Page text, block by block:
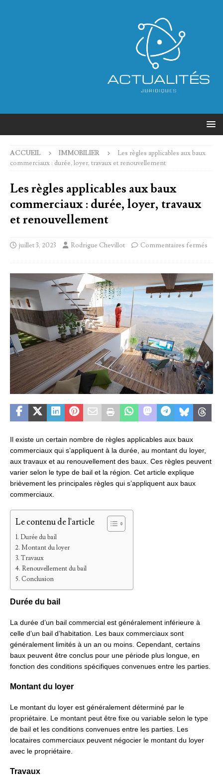
ACCUEIL IMMOBILIER
Les règles applicables aux baux
commerciaux : durée, loyer, travaux et renouvellement
Les règles applicables aux baux
commerciaux : durée, loyer, travaux
et renouvellement
juillet 3, 2023 Rodrigue Chevillot Commentaires fermés
Il existe un certain nombre de règles applicables aux baux
commerciaux qui s’appliquent à la durée, au montant du loyer,
aux travaux et au renouvellement des baux. Ces règles peuvent
varier selon le type de bail et la région. Cet article explique
brièvement les principales règles qui s’appliquent aux baux
commerciaux.
Le contenu de l'article
Durée du bail
Montant du loyer
Travaux
Renouvellement du bail
Conclusion
Durée du bail
La durée d’un bail commercial est généralement inférieure à
celle d’un bail d’habitation. Les baux commerciaux sont
généralement limités à un an ou moins. Cependant, certains
baux peuvent être conclus pour une période plus longue, en
fonction des conditions spécifiques convenues entre les parties.
Montant du loyer
Le montant du loyer est généralement déterminé par le
propriétaire. Le montant peut être fixe ou variable selon le type
de bail et les conditions convenues entre les parties. Les
locataires commerciaux peuvent négocier le montant du loyer
avec le propriétaire.
Travaux